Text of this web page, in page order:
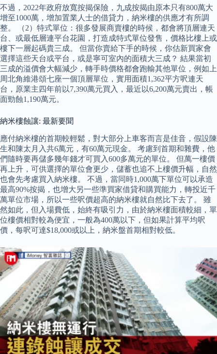
不過，2022年政府放寬按揭保險，九成按揭由原本只有800萬大
增至1000萬，增加置業人士的借貸力，納米樓的供應才有所調
整。 （2）特式單位：很多發展商賣樓的時候，都會將頂層連天
台、或最低層連平台花園，打造成特式單位發售，價格比樓上或
樓下一層起碼貴三成。 但當你賣給下手的時候，你估新買家會
選擇這些天台或平台，或是寧可室內的面積大三成？ 結果當初
三成的溢價會大幅減少，轉手時價格都會跑輸其他單位，例如上
周北角維港頌七座一個頂層單位，實用面積1,362平方呎連天
台，原業主四年前以7,390萬元買入，最近以6,200萬元賣出，帳
面勁蝕1,190萬元。
納米樓蝕讓: 最新要聞
應付納米樓的首期較輕鬆，對大部分上車客而言是佳音，假設陳
生和陳太月入共6萬元，有60萬元現金。 考慮到首期和雜費，他
們隨時要再儲多幾年錢才可買入600多萬元的單位。 但萬一樓價
再上升，可供選擇的單位會更少，儲蓄也追不上樓價升幅，自然
也會先考慮買入納米樓。 不過，當同時1,000萬下單位可以承造
最高90%按揭，也增大另一些準買家借貸和購買能力，轉投近千
萬單位市場，所以一些呎價超高的納米樓就自然比下去了。 雖
然如此，但入場費低，始終有吸引力，由於納米樓面積較細，單
位樓價相對較為便宜，一般為400萬以下，但如果計算平均呎
價，每呎可達$18,000或以上，納米盤首期相對較低。